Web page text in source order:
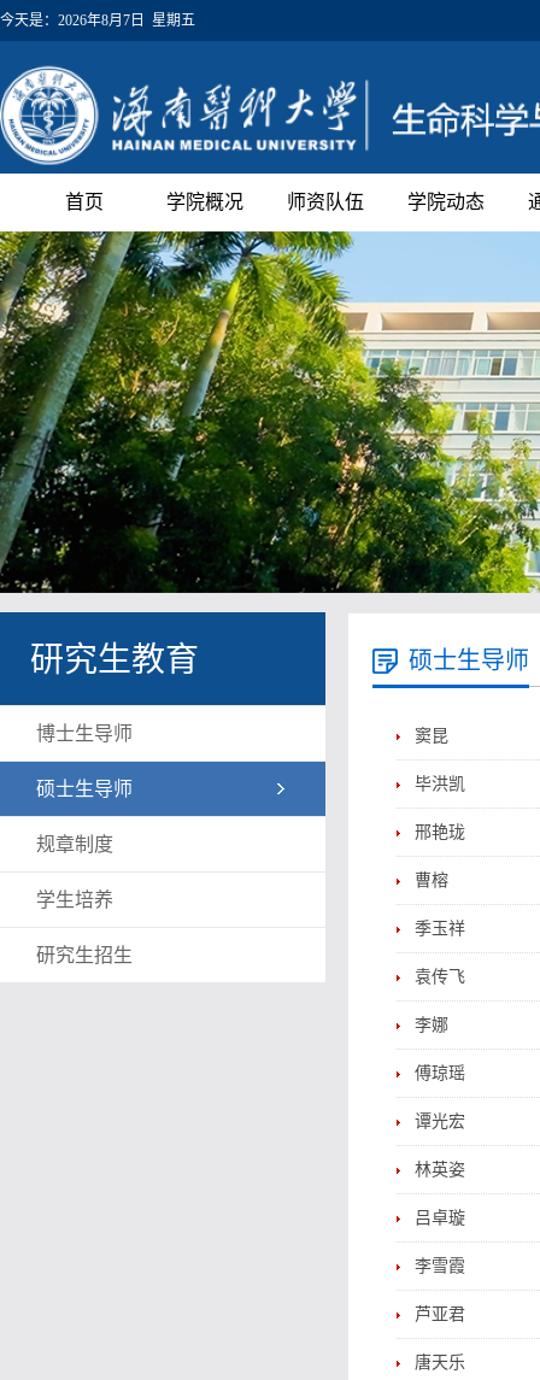
今天是： 2026年8月7日 星期五
首页 学院概况 师资队伍 学院动态
研究生教育
博士生导师
硕士生导师
规章制度
学生培养
研究生招生
硕士生导师
窦昆
毕洪凯
邢艳珑
曹榕
季玉祥
袁传飞
李娜
傅琼瑶
谭光宏
林英姿
吕卓璇
李雪霞
芦亚君
唐天乐